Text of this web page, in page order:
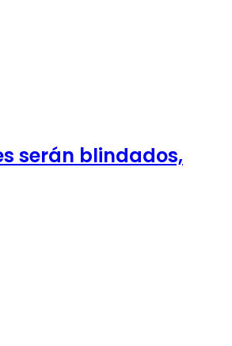
serán blindados,